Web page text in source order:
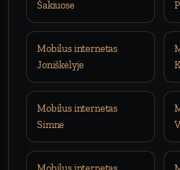
Šakiuose
Mobilus internetas
Joniškėlyje
Mobilus internetas
Simne